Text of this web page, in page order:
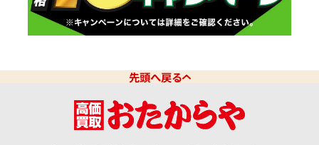
先頭へ戻る